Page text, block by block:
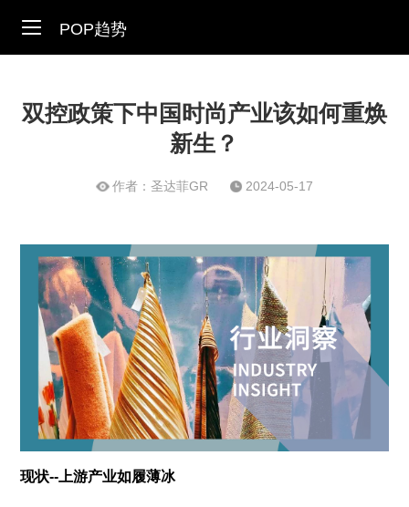
POP趋势
双控政策下中国时尚产业该如何重焕
新生？
作者：圣达菲GR 2024-05-17
现状--上游产业如履薄冰